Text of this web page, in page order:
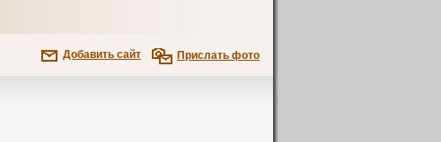
Прислать фото
Добавить сайт